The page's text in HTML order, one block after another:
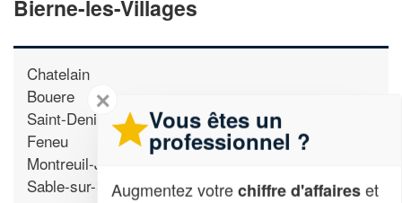
Bierne-les-Villages
Chatelain
Bouere
Saint-Denis-d'Anjou
Feneu
Montreuil-Juigne
Sable-sur-Sarthe
✕
Vous êtes un
professionnel ?
Augmentez votrechiffre d'affaireset